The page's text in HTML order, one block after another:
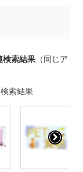
検索結果 （同じア
索結果